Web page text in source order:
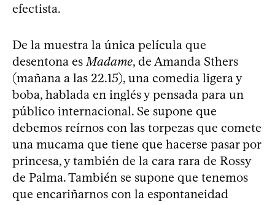
efectista.
De la muestra la única película que
desentona esMadame, de Amanda Sthers
(mañana a las 22.15), una comedia ligera y
boba, hablada en inglés y pensada para un
público internacional. Se supone que
debemos reírnos con las torpezas que comete
una mucama que tiene que hacerse pasar por
princesa, y también de la cara rara de Rossy
de Palma. También se supone que tenemos
que encariñarnos con la espontaneidad